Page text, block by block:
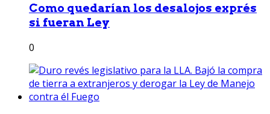
Como quedarían los desalojos exprés
si fueran Ley
0